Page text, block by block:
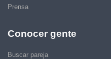
Prensa
Conocer gente
Buscar pareja